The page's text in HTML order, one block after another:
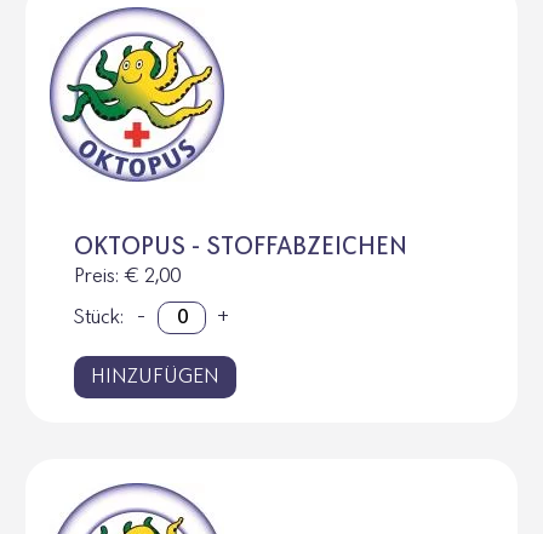
OKTOPUS - STOFFABZEICHEN
Preis: € 2,00
Stück:
- +
HINZUFÜGEN